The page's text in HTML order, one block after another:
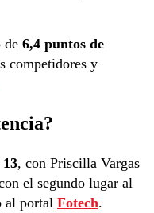
de 6,4 puntos de
competidores y
, con Priscilla Vargas
el segundo lugar al
al portal Fotech.